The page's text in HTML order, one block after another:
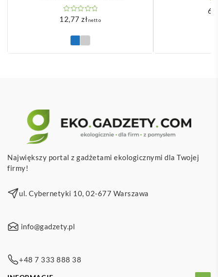
12,77 złnetto
Największy portal z gadżetami ekologicznymi dla Twojej
firmy!
ul. Cybernetyki 10, 02-677 Warszawa
info@gadzety.pl
+48 7 333 888 38